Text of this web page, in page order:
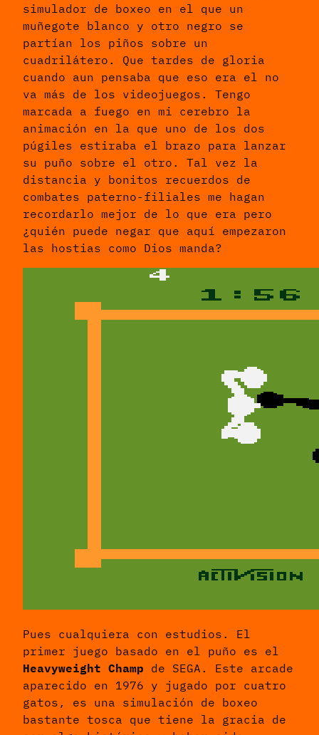
simulador de boxeo en el que un
muñegote blanco y otro negro se
partían los piños sobre un
cuadrilátero. Que tardes de gloria
cuando aun pensaba que eso era el no
va más de los videojuegos. Tengo
marcada a fuego en mi cerebro la
animación en la que uno de los dos
púgiles estiraba el brazo para lanzar
su puño sobre el otro. Tal vez la
distancia y bonitos recuerdos de
combates paterno-filiales me hagan
recordarlo mejor de lo que era pero
¿quién puede negar que aquí empezaron
las hostias como Dios manda?
Pues cualquiera con estudios. El
primer juego basado en el puño es el
Heavyweight Champ de SEGA. Este arcade
aparecido en 1976 y jugado por cuatro
gatos, es una simulación de boxeo
bastante tosca que tiene la gracia de